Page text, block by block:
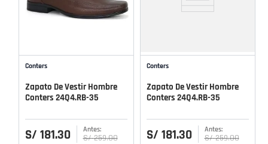
Conters
Zapato De Vestir Hombre
Conters 24Q4.RB-35
S/ 181.30 S/ 259.00
Conters
Zapato De Vestir Hombre
Conters 24Q4.RB-35
S/ 181.30 S/ 259.00